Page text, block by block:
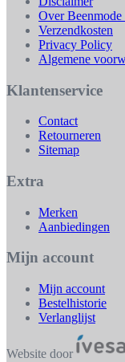
Over
Verzendkosten
Privacy Policy
Algemene
Klantenservice
Contact
Retourneren
Sitemap
Extra
Merken
Aanbiedingen
Mijn account
Mijn account
Bestelhistorie
Verlanglijst
Website door